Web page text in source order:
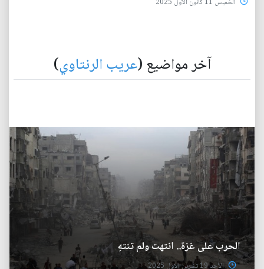
الخميس 11 كانون الأول 2025
آخر مواضيع (عريب الرنتاوي)
الحرب على غزة.. انتهت ولم تنتهِ
الأحد 19 تشرين الاول 2025